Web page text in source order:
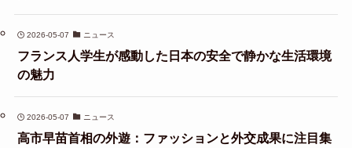
2026-05-07 ニュース
フランス人学生が感動した日本の安全で静かな生活環境
の魅力
2026-05-07 ニュース
高市早苗首相の外遊：ファッションと外交成果に注目集